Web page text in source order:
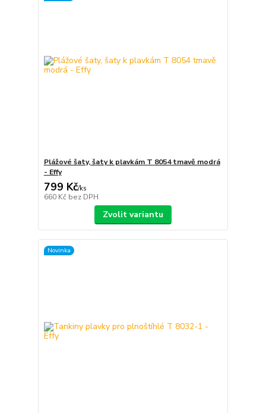
Plážové šaty, šaty k plavkám T 8054 tmavě modrá
- Effy
799 Kč/ks
660 Kč bez DPH
Zvolit variantu
Novinka